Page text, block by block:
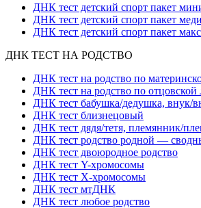
ДНК тест детский спорт пакет
ДНК тест детский спорт пакет
ДНК тест детский спорт пакет
ДНК ТЕСТ НА РОДСТВО
ДНК тест на родство по
ДНК тест на родство по отцовской
ДНК тест бабушка/дедушка, внук/
ДНК тест близнецовый
ДНК тест дядя/тетя, племянник/
ДНК тест родство родной —
ДНК тест двоюродное родство
ДНК тест Y-хромосомы
ДНК тест X-хромосомы
ДНК тест мтДНК
ДНК тест любое родство